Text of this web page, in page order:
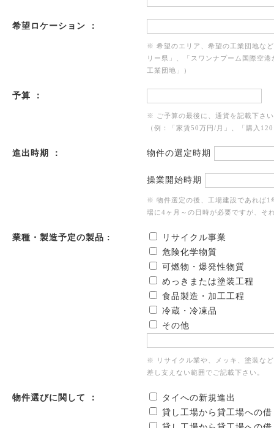
希望ロケーション ：
※ 希望のエリア、希望の工業団地な
リー県」、「スワンナプーム国際空
工業団地」）
予算 ：
※ ご予算の最後に、通貨を記載下さ
（例：「家賃50万円/月」、「購入
進出時期 ： 物件の選定時期
操業開始時期
※ 物件選定の後、工場建設であれば1
場に4ヶ月～の日時が必要ですが、そ
業種・製造予定の製品 :
リサイクル事業
危険化学物質
可燃物・爆発性物質
めっきまたは塗装工程
食品製造・加工工程
冷蔵・冷凍品
その他
※ リサイクル業や、メッキ、塗装な
差し支えない範囲でご記載下さい。
物件選びに関して ：
タイへの新規進出
貸し工場から貸工場への